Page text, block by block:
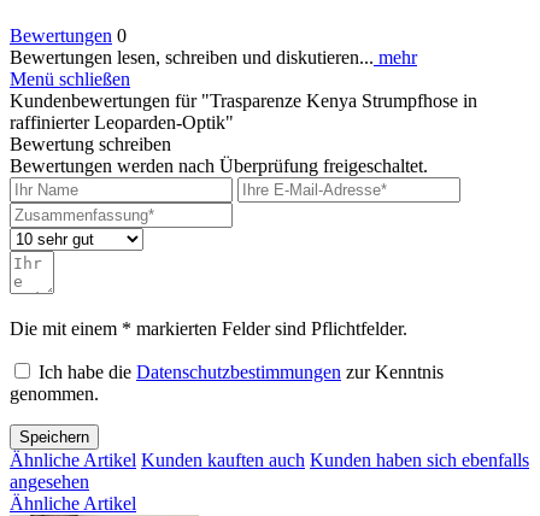
Bewertungen 0
Bewertungen lesen, schreiben und diskutieren... mehr
Menü schließen
Kundenbewertungen für "Trasparenze Kenya Strumpfhose in
raffinierter Leoparden-Optik"
Bewertung schreiben
Bewertungen werden nach Überprüfung freigeschaltet.
Die mit einem * markierten Felder sind Pflichtfelder.
Ich habe die Datenschutzbestimmungen zur Kenntnis
genommen.
Speichern
Ähnliche Artikel Kunden kauften auch Kunden haben sich ebenfalls
angesehen
Ähnliche Artikel